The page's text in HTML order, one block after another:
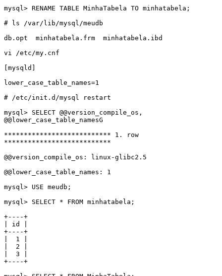
mysql> RENAME TABLE MinhaTabela TO minhatabela;
# ls /var/lib/mysql/meudb
db.opt  minhatabela.frm  minhatabela.ibd
vi /etc/my.cnf
[mysqld]
lower_case_table_names=1
# /etc/init.d/mysql restart
mysql> SELECT @@version_compile_os,
@@lower_case_table_namesG
*************************** 1. row
***************************
@@version_compile_os: linux-glibc2.5
@@lower_case_table_names: 1
mysql> USE meudb;
mysql> SELECT * FROM minhatabela;
+----+
| id |
+----+
|  1 |
|  2 |
|  3 |
+----+